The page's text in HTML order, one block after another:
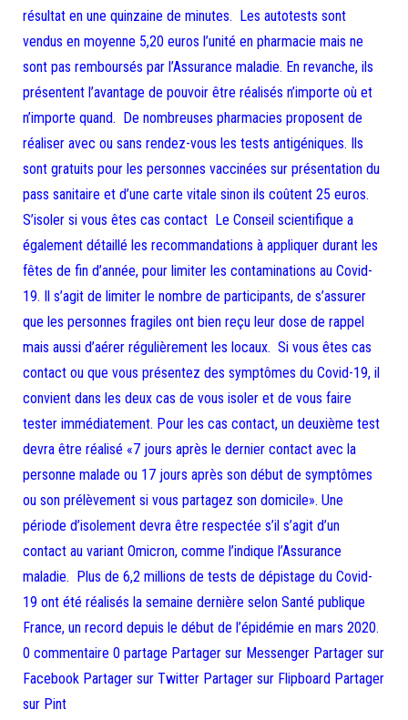
résultat en une quinzaine de minutes. Les autotests sont
vendus en moyenne 5,20 euros l’unité en pharmacie mais ne
sont pas remboursés par l’Assurance maladie. En revanche, ils
présentent l’avantage de pouvoir être réalisés n’importe où et
n’importe quand. De nombreuses pharmacies proposent de
réaliser avec ou sans rendez-vous les tests antigéniques. Ils
sont gratuits pour les personnes vaccinées sur présentation du
pass sanitaire et d’une carte vitale sinon ils coûtent 25 euros.
S’isoler si vous êtes cas contact Le Conseil scientifique a
également détaillé les recommandations à appliquer durant les
fêtes de fin d’année, pour limiter les contaminations au Covid-
19. Il s’agit de limiter le nombre de participants, de s’assurer
que les personnes fragiles ont bien reçu leur dose de rappel
mais aussi d’aérer régulièrement les locaux. Si vous êtes cas
contact ou que vous présentez des symptômes du Covid-19, il
convient dans les deux cas de vous isoler et de vous faire
tester immédiatement. Pour les cas contact, un deuxième test
devra être réalisé «7 jours après le dernier contact avec la
personne malade ou 17 jours après son début de symptômes
ou son prélèvement si vous partagez son domicile». Une
période d’isolement devra être respectée s’il s’agit d’un
contact au variant Omicron, comme l’indique l’Assurance
maladie. Plus de 6,2 millions de tests de dépistage du Covid-
19 ont été réalisés la semaine dernière selon Santé publique
France, un record depuis le début de l’épidémie en mars 2020.
0 commentaire 0 partage Partager sur Messenger Partager sur
Facebook Partager sur Twitter Partager sur Flipboard Partager
sur Pint